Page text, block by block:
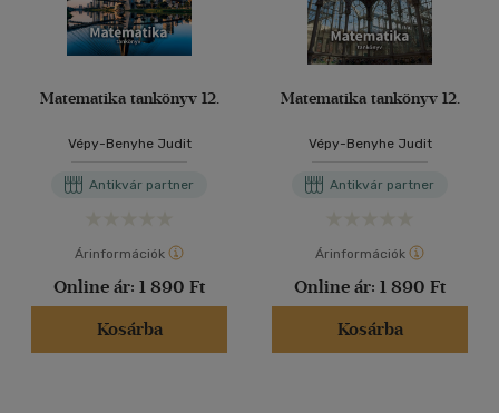
Matematika tankönyv 12.
Vépy-Benyhe Judit
Antikvár partner
Árinformációk
Online ár: 1 890 Ft
Kosárba
Matematika tankönyv 12.
Vépy-Benyhe Judit
Antikvár partner
Árinformációk
Online ár: 1 890 Ft
Kosárba